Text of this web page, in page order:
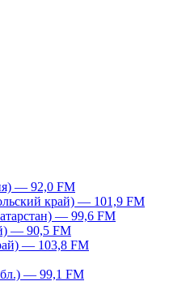
— 92,0 FM
край) — 101,9 FM
— 99,6 FM
— 90,5 FM
— 103,8 FM
— 99,1 FM